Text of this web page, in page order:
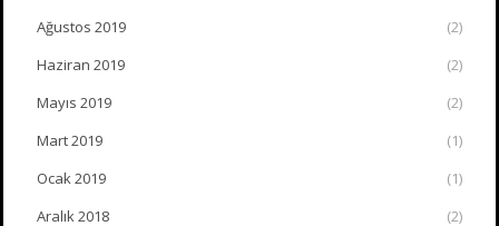
Ağustos 2019
(2)
Haziran 2019
(2)
Mayıs 2019
(2)
Mart 2019
(1)
Ocak 2019
(1)
Aralık 2018
(2)